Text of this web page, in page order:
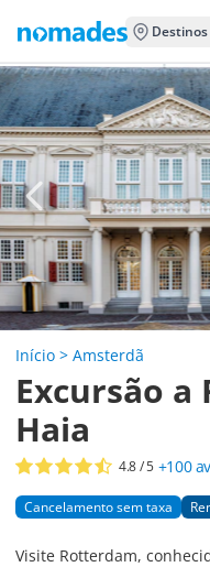
Destinos
Início > Amsterdã
Excursão
Haia
4.8/ 5 +100
Cancelamento sem taxa
Visite Rotterdam,